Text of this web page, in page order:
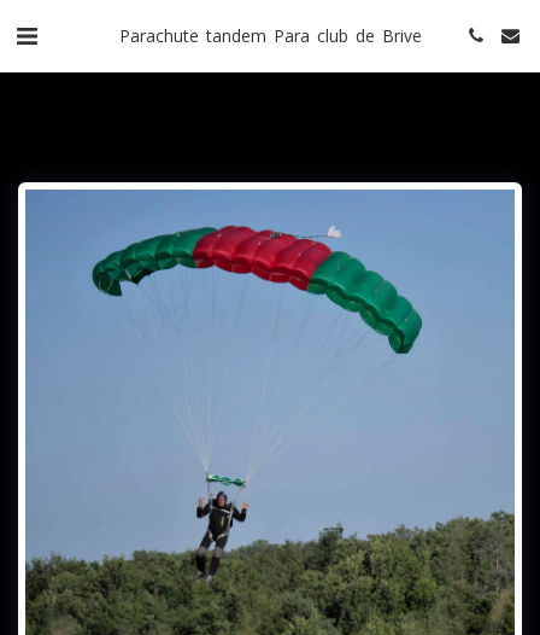
Parachute tandem Para club de Brive